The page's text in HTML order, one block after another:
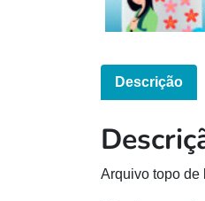
Descrição
Arquivo topo de